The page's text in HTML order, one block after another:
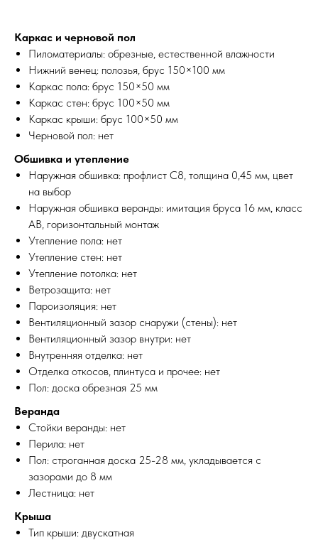
Каркас и черновой пол
Пиломатериалы: обрезные, естественной влажности
Нижний венец: полозья, брус 150×100 мм
Каркас пола: брус 150×50 мм
Каркас стен: брус 100×50 мм
Каркас крыши: брус 100×50 мм
Черновой пол: нет
Обшивка и утепление
Наружная обшивка: профлист С8, толщина 0,45 мм, цвет
на выбор
Наружная обшивка веранды: имитация бруса 16 мм, класс
АВ, горизонтальный монтаж
Утепление пола: нет
Утепление стен: нет
Утепление потолка: нет
Ветрозащита: нет
Пароизоляция: нет
Вентиляционный зазор снаружи (стены): нет
Вентиляционный зазор внутри: нет
Внутренняя отделка: нет
Отделка откосов, плинтуса и прочее: нет
Пол: доска обрезная 25 мм
Веранда
Стойки веранды: нет
Перила: нет
Пол: строганная доска 25-28 мм, укладывается с
зазорами до 8 мм
Лестница: нет
Крыша
Тип крыши: двускатная